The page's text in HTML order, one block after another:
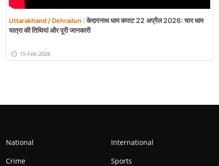
Uttarakhand / Dehradun :केदारनाथ धाम कपाट 22 अप्रैल 2026: चार धाम
यात्रा की तिथियां और पूरी जानकारी
15-Feb-2026
National
International
Crime
Sports